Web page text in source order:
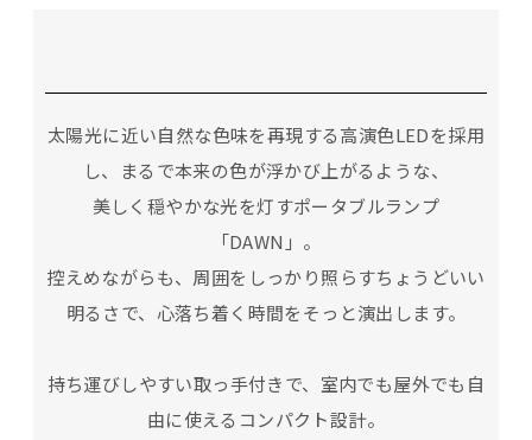
太陽光に近い自然な色味を再現する高演色LEDを採用
し、まるで本来の色が浮かび上がるような、
美しく穏やかな光を灯すポータブルランプ
「DAWN」。
控えめながらも、周囲をしっかり照らすちょうどいい
明るさで、心落ち着く時間をそっと演出します。
持ち運びしやすい取っ手付きで、室内でも屋外でも自
由に使えるコンパクト設計。